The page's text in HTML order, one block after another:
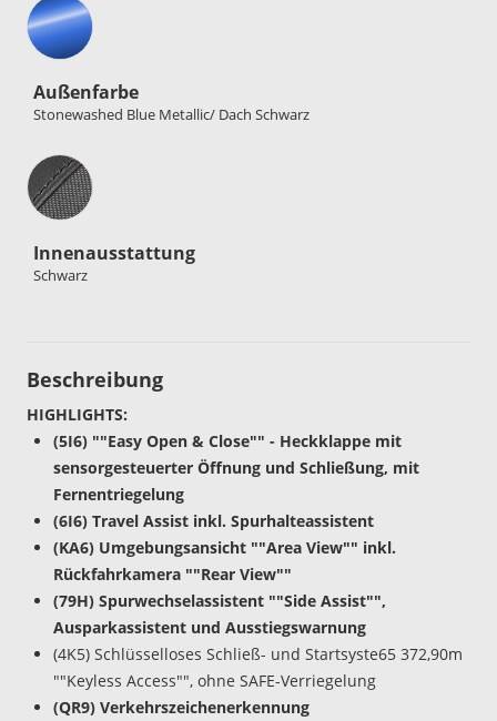
Außenfarbe
Stonewashed Blue Metallic/ Dach Schwarz
Innenausstattung
Innenausstattung
Schwarz
Beschreibung
HIGHLIGHTS:
(5I6) ""Easy Open & Close"" - Heckklappe mit
sensorgesteuerter Öffnung und Schließung, mit
Fernentriegelung
(6I6) Travel Assist inkl. Spurhalteassistent
(KA6) Umgebungsansicht ""Area View"" inkl.
Rückfahrkamera ""Rear View""
(79H) Spurwechselassistent ""Side Assist"",
Ausparkassistent und Ausstiegswarnung
(4K5) Schlüsselloses Schließ- und Startsyste65 372,90m
""Keyless Access"", ohne SAFE-Verriegelung
(QR9) Verkehrszeichenerkennung